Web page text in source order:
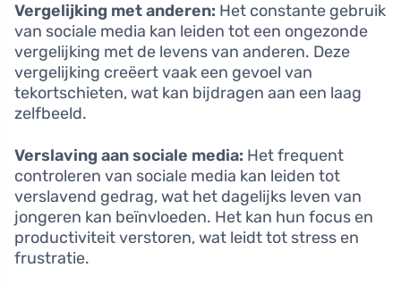
Vergelijking met anderen: Het constante gebruik
van sociale media kan leiden tot een ongezonde
vergelijking met de levens van anderen. Deze
vergelijking creëert vaak een gevoel van
tekortschieten, wat kan bijdragen aan een laag
zelfbeeld.
Verslaving aan sociale media: Het frequent
controleren van sociale media kan leiden tot
verslavend gedrag, wat het dagelijks leven van
jongeren kan beïnvloeden. Het kan hun focus en
productiviteit verstoren, wat leidt tot stress en
frustratie.